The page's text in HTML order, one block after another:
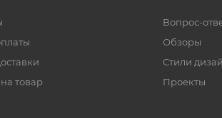
товар
Вопрос-
Обзоры
Стили
Проекты